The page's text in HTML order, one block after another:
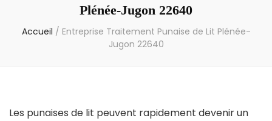
Plénée-Jugon 22640
Accueil / Entreprise Traitement Punaise de Lit Plénée-
Jugon 22640
Les punaises de lit peuvent rapidement devenir un